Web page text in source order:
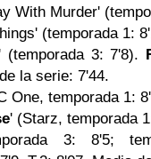
With Murder'
(temporada 1:
(temporada 3: 7'8).
la serie: 7'44.
One, temporada 1:
' (Starz, temporada
3: 8'5;